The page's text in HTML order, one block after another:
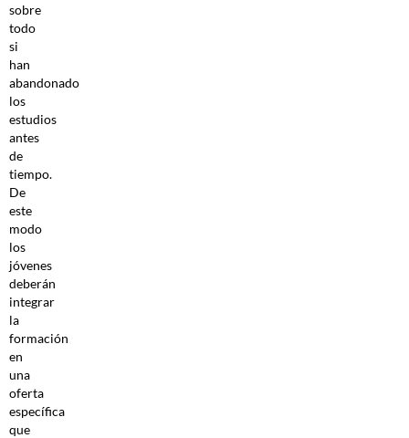
sobre
todo
si
han
abandonado
los
estudios
antes
de
tiempo.
De
este
modo
los
jóvenes
deberán
integrar
la
formación
en
una
oferta
específica
que